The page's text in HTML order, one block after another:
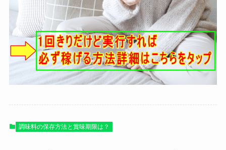
調味料の保存方法と賞味期限は？